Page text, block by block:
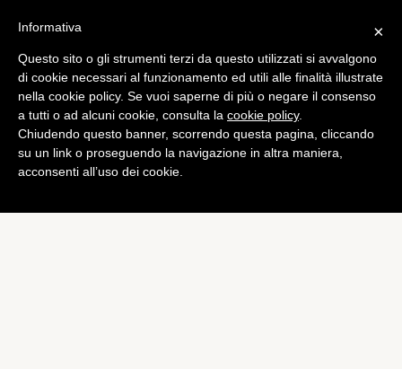
App
Instagram: ecco perché i
video durano 15 secondi
di Alessandro Moretti
×
Informativa
Questo sito o gli strumenti terzi da questo utilizzati si avvalgono
di cookie necessari al funzionamento ed utili alle finalità illustrate
nella cookie policy. Se vuoi saperne di più o negare il consenso
a tutti o ad alcuni cookie, consulta la cookie policy.
Chiudendo questo banner, scorrendo questa pagina, cliccando
su un link o proseguendo la navigazione in altra maniera,
acconsenti all’uso dei cookie.